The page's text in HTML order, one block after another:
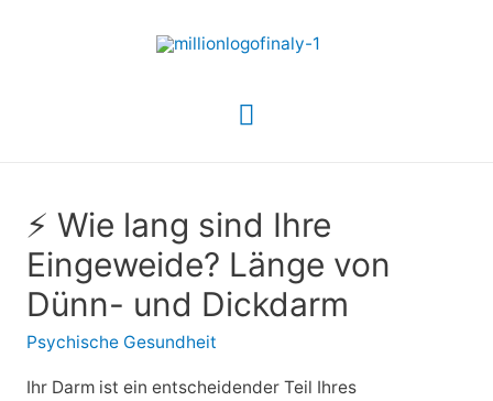
Hauptmenü
⚡ Wie lang sind Ihre
Eingeweide? Länge von
Dünn- und Dickdarm
Psychische Gesundheit
Ihr Darm ist ein entscheidender Teil Ihres